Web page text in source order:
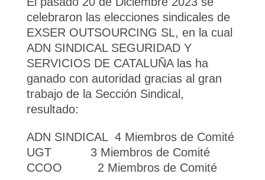
celebraron las elecciones sindicales de
EXSER OUTSOURCING SL, en la cual
ADN SINDICAL SEGURIDAD Y
SERVICIOS DE CATALUÑA las ha
ganado con autoridad gracias al gran
trabajo de la Sección Sindical,
resultado:
ADN SINDICAL 4 Miembros de Comité
UGT 3 Miembros de Comité
CCOO 2 Miembros de Comité